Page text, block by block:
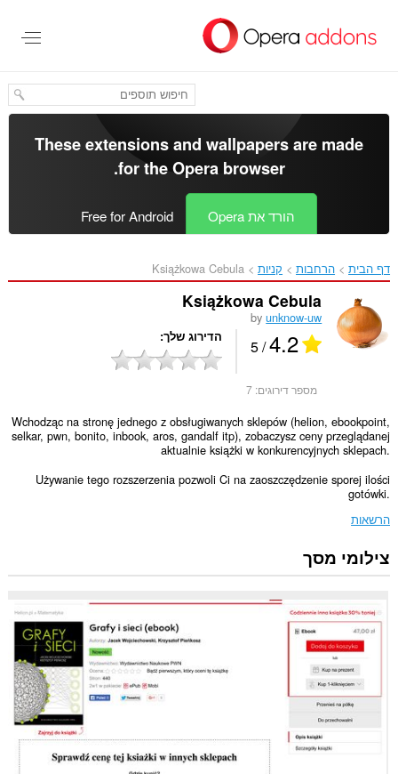
העיקרי
These extensions and wallpapers are made
for theOpera browser
.
הורד את Opera Free for Android
דף הבית הרחבות קניות Książkowa Cebula‎
Książkowa Cebula
byunknow-uw
4.2
/ 5 הדירוג שלך
מספר דירוגים: 7
Wchodząc na stronę jednego z obsługiwanych sklepów (helion, ebookpoint,
selkar, pwn, bonito, inbook, aros, gandalf itp), zobaczysz ceny przeglądanej
aktualnie książki w konkurencyjnych sklepach.
Używanie tego rozszerzenia pozwoli Ci na zaoszczędzenie sporej ilości
gotówki.
הרשאות
הרחבה
זו
למידע
שלך
האינטרנט.
צילומי מסך